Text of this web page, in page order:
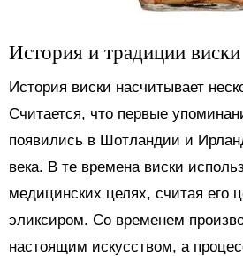
История и традиции виски
История виски насчитывает
Считается, что первые
появились в Шотландии и
века. В те времена виски
медицинских целях, считая его
эликсиром. Со временем
настоящим искусством, а